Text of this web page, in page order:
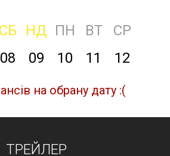
СБ НД ПН ВТ
СР
08 09 10 11 12
на обрану дату :(
ТРЕЙЛЕР